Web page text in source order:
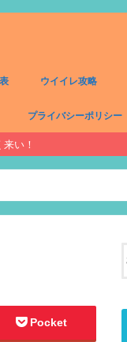
ウイイレ攻略
プライバシーポリシー
い！
Pocket